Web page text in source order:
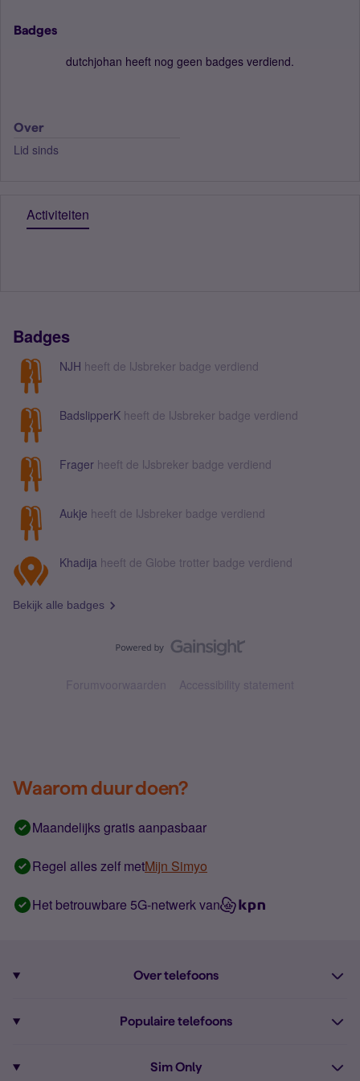
Badges
dutchjohan heeft nog geen badges verdiend.
Over
Lid sinds
Activiteiten
Badges
NJH heeft de IJsbreker badge verdiend
BadslipperK heeft de IJsbreker badge verdiend
Frager heeft de IJsbreker badge verdiend
Aukje heeft de IJsbreker badge verdiend
Khadija heeft de Globe trotter badge verdiend
Bekijk alle badges
Forumvoorwaarden Accessibility statement
Waarom duur doen?
Maandelijks gratis aanpasbaar
Regel alles zelf metMijn Simyo
Het betrouwbare 5G-netwerk van
Over telefoons
Alle telefoons
Populaire telefoons
Sim Only